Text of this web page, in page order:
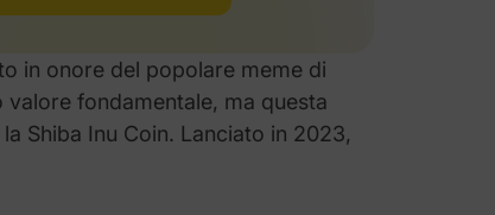
in onore del popolare meme di
fondamentale, ma questa
Shiba Inu Coin. Lanciato in 2023,